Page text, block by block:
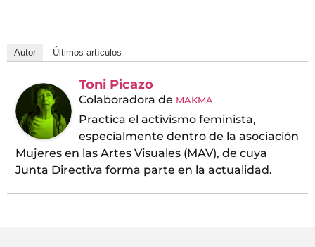
Autor Últimos artículos
Toni Picazo
Colaboradora de MAKMA
Practica el activismo feminista,
especialmente dentro de la asociación
Mujeres en las Artes Visuales (MAV), de cuya
Junta Directiva forma parte en la actualidad.